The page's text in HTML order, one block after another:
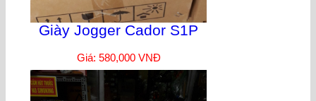
Giày Jogger Cador S1P
Giá: 580,000 VNĐ